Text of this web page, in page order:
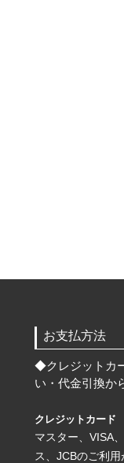
お支払方法
◆クレジットカ
い・代金引換か
クレジットカード
マスター、VISA
ス、JCBのご利用